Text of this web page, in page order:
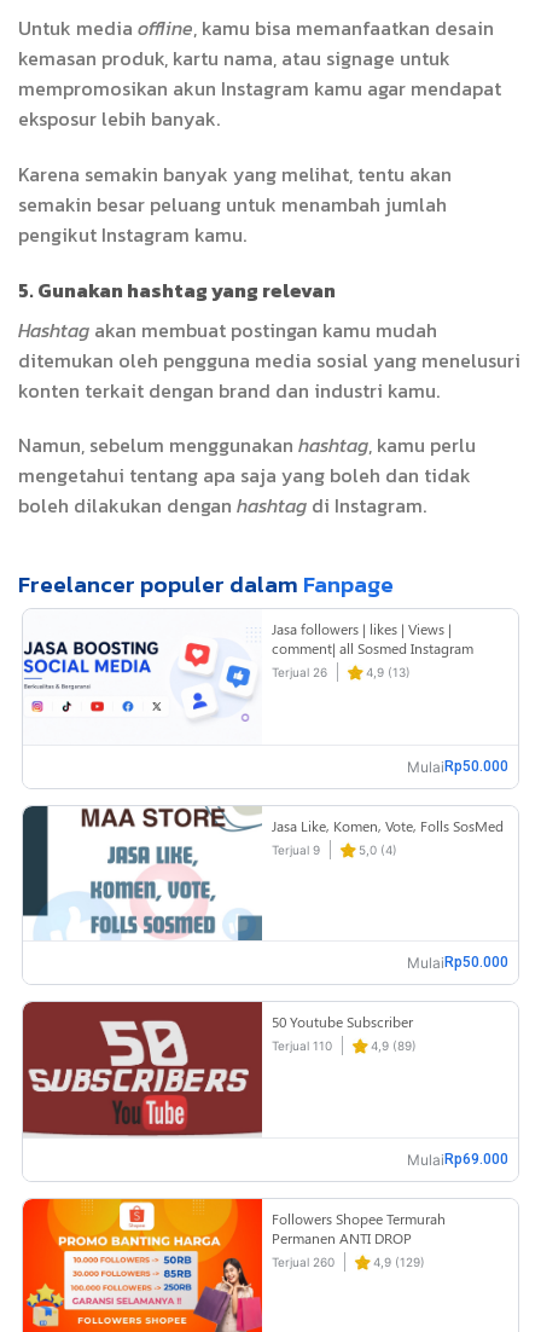
Untuk media offline, kamu bisa memanfaatkan desain
kemasan produk, kartu nama, atau signage untuk
mempromosikan akun Instagram kamu agar mendapat
eksposur lebih banyak.
Karena semakin banyak yang melihat, tentu akan
semakin besar peluang untuk menambah jumlah
pengikut Instagram kamu.
5. Gunakan hashtag yang relevan
Hashtag akan membuat postingan kamu mudah
ditemukan oleh pengguna media sosial yang menelusuri
konten terkait dengan brand dan industri kamu.
Namun, sebelum menggunakan hashtag, kamu perlu
mengetahui tentang apa saja yang boleh dan tidak
boleh dilakukan dengan hashtag di Instagram.
Freelancer populer dalam Fanpage
Jasa followers | likes | Views |
comment| all Sosmed Instagram
YouTube tiktok shopee
Terjual 26 4,9 (13)
MulaiRp50.000
Jasa Like, Komen, Vote, Folls SosMed
Terjual 9 5,0 (4)
Mulai Rp50.000
50 Youtube Subscriber
Terjual 110 4,9 (89)
Mulai Rp69.000
Followers Shopee Termurah
Permanen ANTI DROP
Terjual 260 4,9 (129)